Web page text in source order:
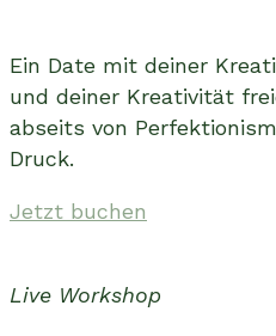
Ein Date mit deiner
und deiner Kreativität
abseits von
Druck.
Jetzt buchen
Live Workshop